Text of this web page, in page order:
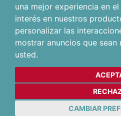
una mejor experiencia en
interés en nuestros
personalizar las
mostrar anuncios que sean
usted.
CAMBIAR